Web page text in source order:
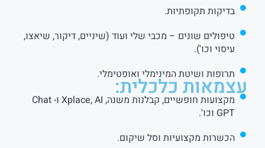
בדיקות תקופתיות.
טיפולים שונים – מכבי שלי ועוד (שיניים, דיקור, שיאצו,
עיסוי וכו').
תרופות ושיטת המינימלי ואופטימלי.
עצמאות כלכלית:
מקצועות חופשיים, קבלנות משנה, Xplace, AI ו- Chat
GPT וכו'.
הכשרות מקצועיות וסל שיקום.